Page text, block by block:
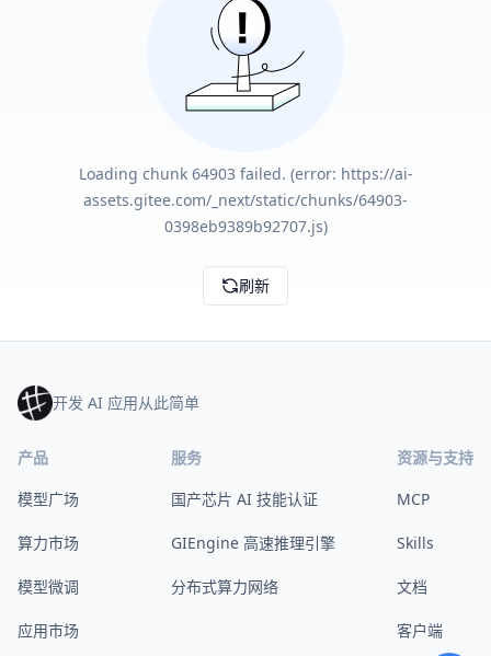
Loading chunk 64903 failed. (error: https://ai-
assets.gitee.com/_next/static/chunks/64903-
0398eb9389b92707.js)
刷新
开发 AI 应用从此简单
产品
模型广场
算力市场
模型微调
应用市场
服务
国产芯片 AI 技能认证
GIEngine 高速推理引擎
分布式算力网络
资源与支持
MCP
Skills
文档
客户端